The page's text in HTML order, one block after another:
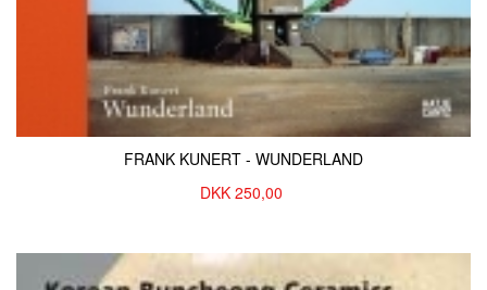
FRANK KUNERT - WUNDERLAND
DKK 250,00